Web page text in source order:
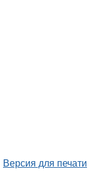
Версия для печати